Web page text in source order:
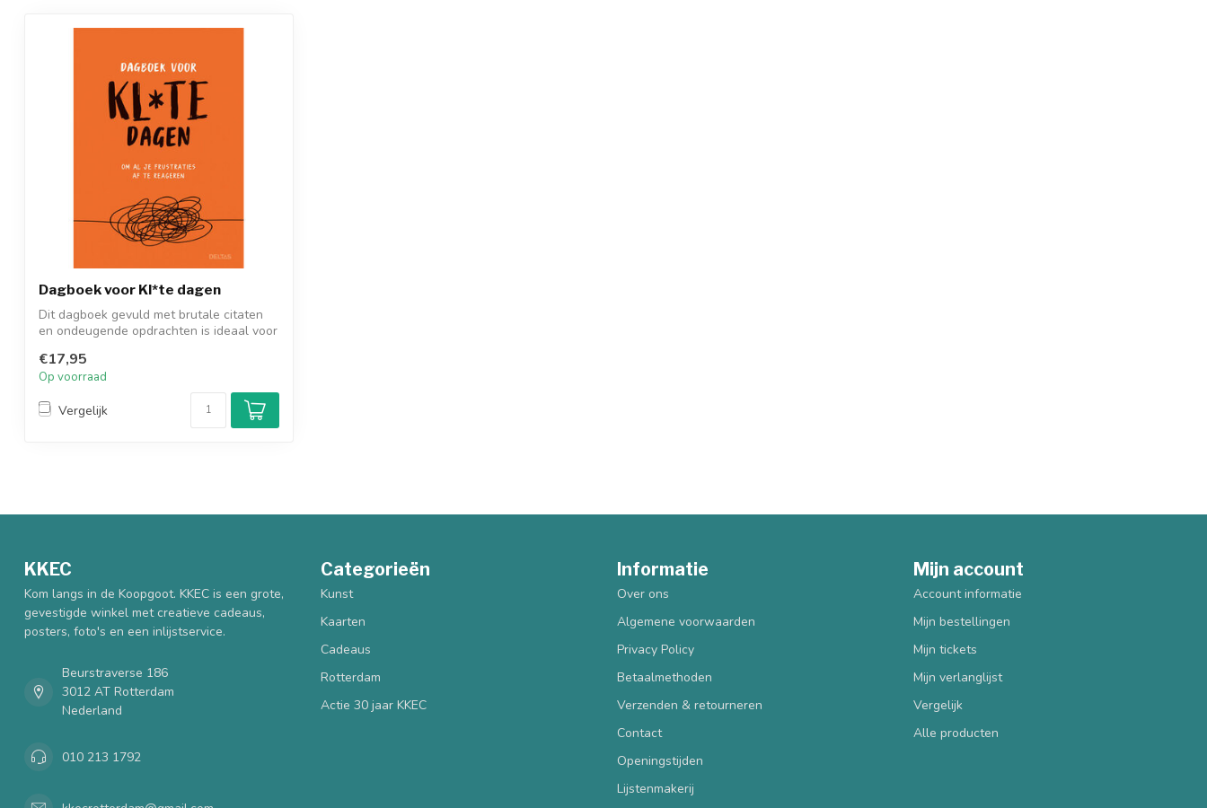
Dagboek voor Kl*te dagen
Dit dagboek gevuld met brutale citaten
en ondeugende opdrachten is ideaal voor
€17,95
Op voorraad
Vergelijk
KKEC
Kom langs in de Koopgoot. KKEC is een grote,
gevestigde winkel met creatieve cadeaus,
posters, foto's en een inlijstservice.
Beurstraverse 186
3012 AT Rotterdam
Nederland
010 213 1792
Categorieën
Kunst
Kaarten
Cadeaus
Rotterdam
Actie 30 jaar KKEC
Informatie
Over ons
Algemene voorwaarden
Privacy Policy
Betaalmethoden
Verzenden & retourneren
Contact
Openingstijden
Lijstenmakerij
Mijn account
Account informatie
Mijn bestellingen
Mijn tickets
Mijn verlanglijst
Vergelijk
Alle producten